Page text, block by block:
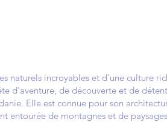
naturels incroyables et d'une culture
d'aventure, de découverte et de
Elle est connue pour son
entourée de montagnes et de